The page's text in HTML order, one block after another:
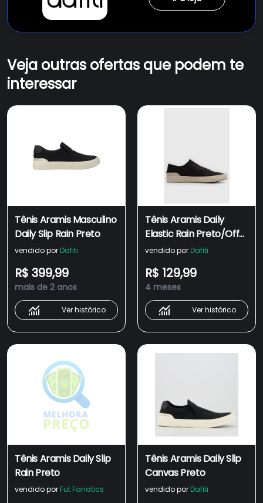
Veja outras ofertas que podem te
interessar
Tênis Aramis Masculino
Daily Slip Rain Preto
vendido por Dafiti
R$ 399,99
mais de 2 anos
Ver histórico
Tênis Aramis Daily
Elastic Rain Preto/Off-
White
vendido por Dafiti
R$ 129,99
4 meses
Ver histórico
Tênis Aramis Daily Slip
Rain Preto
vendido por Fut Fanatics
Tênis Aramis Daily Slip
Canvas Preto
vendido por Dafiti